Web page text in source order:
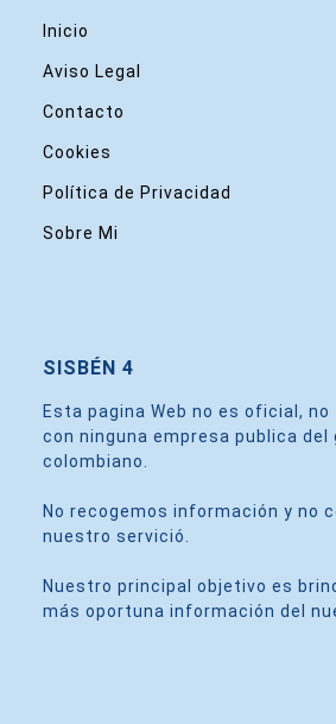
Inicio
Aviso Legal
Contacto
Cookies
Política de Privacidad
Sobre Mi
SISBÉN 4
Esta pagina Web no es oficial,
con ninguna empresa publica del
colombiano.
No recogemos información y no
nuestro servició.
Nuestro principal objetivo es
más oportuna información del